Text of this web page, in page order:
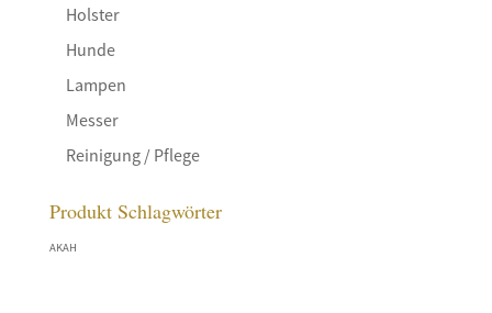
Holster
Hunde
Lampen
Messer
Reinigung / Pflege
Produkt Schlagwörter
AKAH